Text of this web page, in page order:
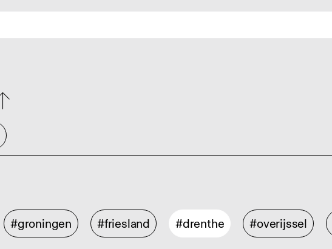
#groningen #friesland #drenthe #overijssel